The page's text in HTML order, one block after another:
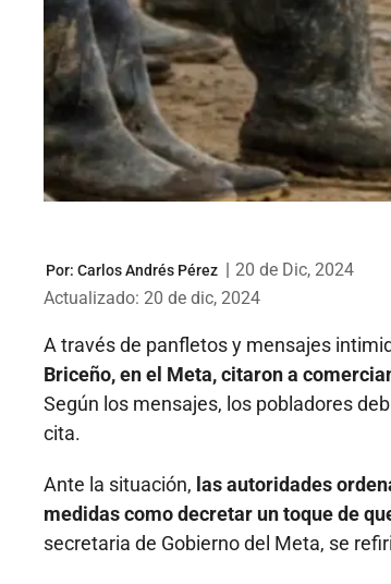
Por: Carlos Andrés Pérez | 20 de Dic, 2024
Actualizado: 20 de dic, 2024
A través de panfletos y mensajes
Briceño, en el Meta, citaron a
Según los mensajes, los pobladores
cita.
Ante la situación, las autoridades
medidas como decretar un toque de
secretaria de Gobierno del Meta, se